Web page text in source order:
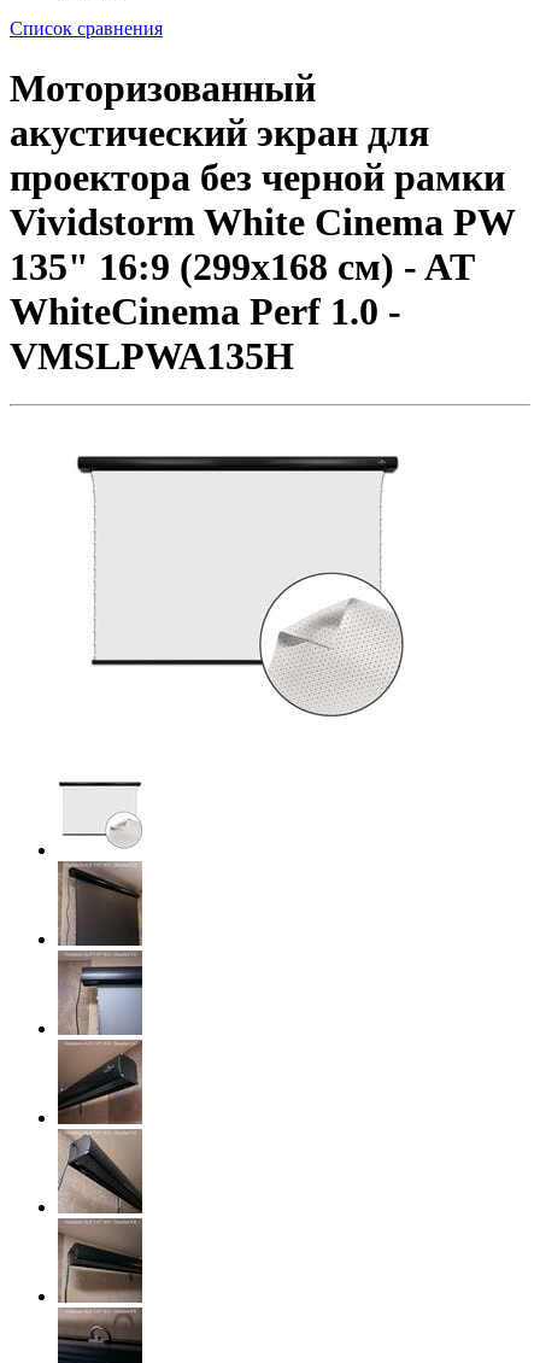
Список сравнения
Моторизованный
акустический экран для
проектора без черной рамки
Vividstorm White Cinema PW
135" 16:9 (299x168 см) - AT
WhiteCinema Perf 1.0 -
VMSLPWA135H